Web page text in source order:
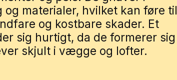
og materialer, hvilket kan føre til
og kostbare skader. Et
sig hurtigt, da de formerer sig
skjult i vægge og lofter.